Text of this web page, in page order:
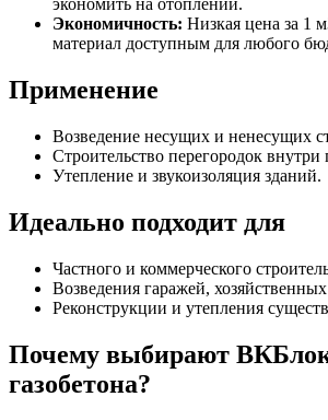
экономить на отоплении.
Экономичность: Низкая цена за 1
материал доступным для любого
Применение
Возведение несущих и ненесущих
Строительство перегородок
Утепление и звукоизоляция зданий.
Идеально подходит для
Частного и коммерческого
Возведения гаражей,
Реконструкции и утепления
Почему выбирают
газобетона?